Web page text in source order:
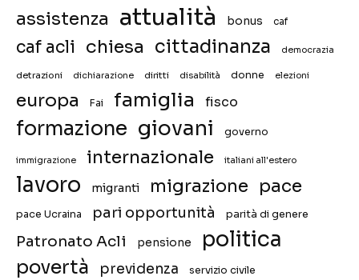
assistenza attualità bonus caf
caf acli chiesa cittadinanza democrazia
detrazioni dichiarazione diritti disabilità donne elezioni
europa Fai famiglia fisco
formazione giovani governo
immigrazione internazionale italiani all'estero
lavoro migranti migrazione pace
pace Ucraina pari opportunità parità di genere
Patronato Acli pensione politica
povertà previdenza servizio civile